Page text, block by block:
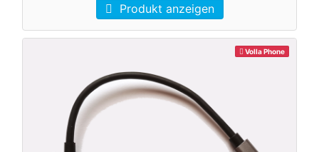
Produkt anzeigen
Volla Phone